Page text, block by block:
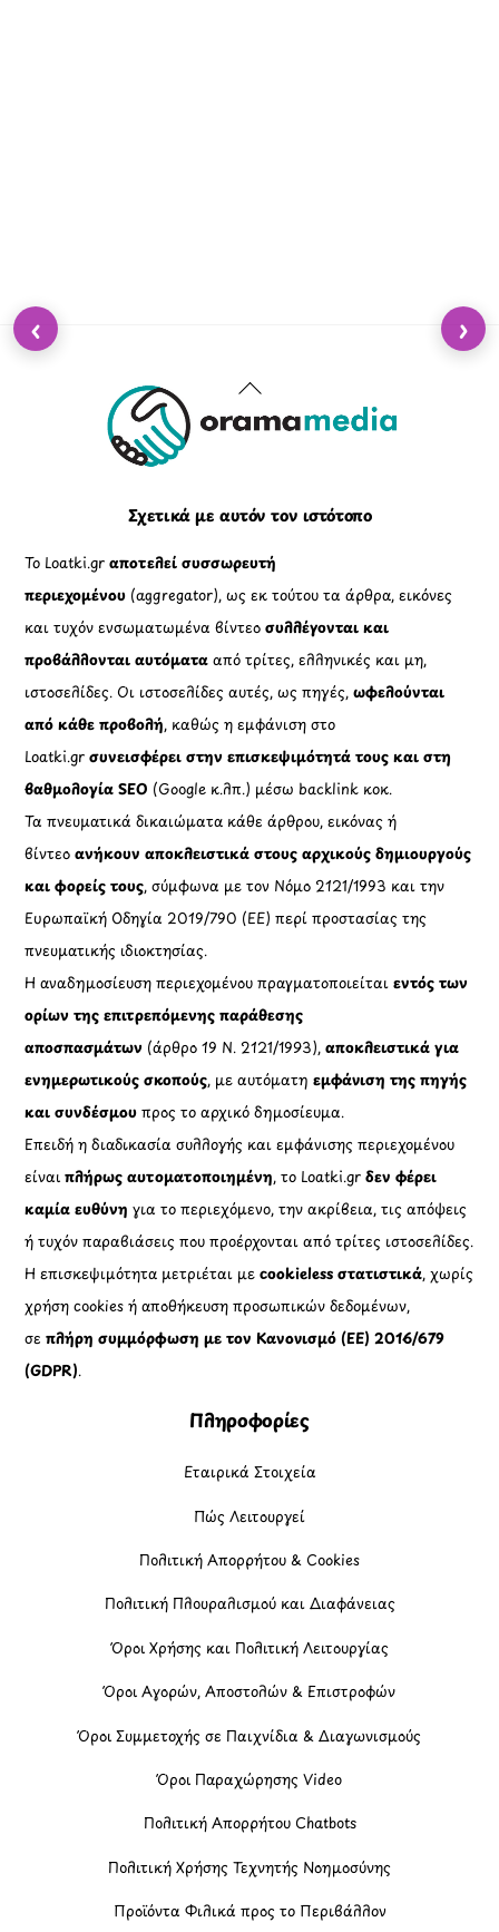
Back
To
Σχετικά με αυτόν τον ιστότοπο
Το Loatki.grαποτελεί συσσωρευτή
περιεχομένου (aggregator), ως εκ τούτου τα άρθρα, εικόνες
και τυχόν ενσωματωμένα βίντεοσυλλέγονται και
προβάλλονται αυτόματααπό τρίτες, ελληνικές και μη,
ιστοσελίδες. Οι ιστοσελίδες αυτές, ως πηγές,ωφελούνται
από κάθε προβολή, καθώς η εμφάνιση στο
Loatki.gr συνεισφέρει στην επισκεψιμότητά τους και στη
βαθμολογία SEO (Google κ.λπ.) μέσω backlink κοκ.
Τα πνευματικά δικαιώματα κάθε άρθρου, εικόνας ή
βίντεοανήκουν αποκλειστικά στους αρχικούς δημιουργούς
και φορείς τους, σύμφωνα με τον Νόμο 2121/1993 και την
Ευρωπαϊκή Οδηγία 2019/790 (ΕΕ) περί προστασίας της
πνευματικής ιδιοκτησίας.
Η αναδημοσίευση περιεχομένου πραγματοποιείταιεντός των
ορίων της επιτρεπόμενης παράθεσης
αποσπασμάτων (άρθρο 19 Ν. 2121/1993), αποκλειστικά για
ενημερωτικούς σκοπούς, με αυτόματηεμφάνιση της πηγής
και συνδέσμου προς το αρχικό δημοσίευμα.
Επειδή η διαδικασία συλλογής και εμφάνισης περιεχομένου
είναιπλήρως αυτοματοποιημένη, το Loatki.grδεν φέρει
καμία ευθύνη για το περιεχόμενο, την ακρίβεια, τις απόψεις
ή τυχόν παραβιάσεις που προέρχονται από τρίτες ιστοσελίδες.
Η επισκεψιμότητα μετριέται μεcookieless στατιστικά, χωρίς
χρήση cookies ή αποθήκευση προσωπικών δεδομένων,
σεπλήρη συμμόρφωση με τον Κανονισμό (ΕΕ) 2016/679
(GDPR).
Πληροφορίες
Εταιρικά Στοιχεία
Πώς Λειτουργεί
Πολιτική Απορρήτου & Cookies
Πολιτική Πλουραλισμού και Διαφάνειας
Όροι Χρήσης και Πολιτική Λειτουργίας
Όροι Αγορών, Αποστολών & Επιστροφών
Όροι Συμμετοχής σε Παιχνίδια & Διαγωνισμούς
Όροι Παραχώρησης Video
Πολιτική Απορρήτου Chatbots
Πολιτική Χρήσης Τεχνητής Νοημοσύνης
Προϊόντα Φιλικά προς το Περιβάλλον
‹ ›